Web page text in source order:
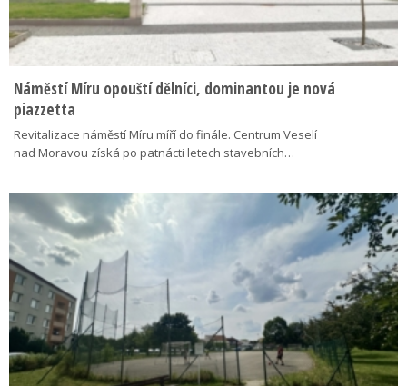
Náměstí Míru opouští dělníci, dominantou je nová
piazzetta
Revitalizace náměstí Míru míří do finále. Centrum Veselí
nad Moravou získá po patnácti letech stavebních…